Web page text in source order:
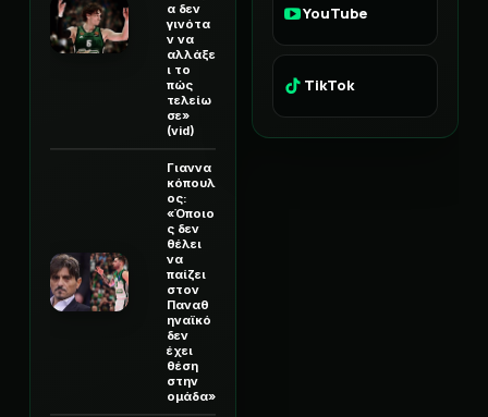
α δεν
γινότα
ν να
αλλάξε
ι το
πώς
τελείω
σε»
(vid)
Γιαννα
κόπουλ
ος:
«Όποιο
ς δεν
θέλει
να
παίζει
στον
Παναθ
ηναϊκό
δεν
έχει
θέση
στην
ομάδα»
YouTube
TikTok